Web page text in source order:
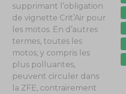
supprimant l’obligation
de vignette Crit’Air pour
les motos. En d’autres
termes, toutes les
motos, y compris les
plus polluantes,
peuvent circuler dans
la ZFE, contrairement